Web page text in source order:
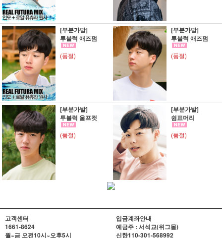
[부분가발]
투블럭 애즈펌
(품절)
[부분가발]
투블럭 애즈펌
(품절)
[부분가발]
투블럭 울프컷
(품절)
[부분가발]
쉼표머리
(품절)
고객센터
1661-8624
월~금 오전10시~오후5시
입금계좌안내
예금주 : 서석교(위그몰)
신한110-301-568992